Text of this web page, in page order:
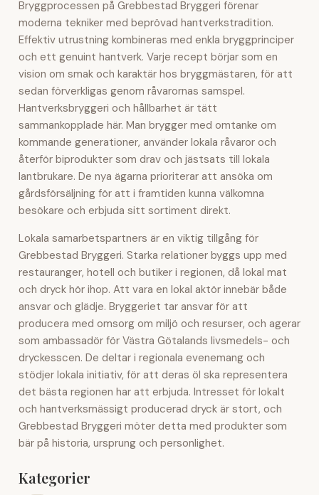
Bryggprocessen på Grebbestad Bryggeri förenar
moderna tekniker med beprövad hantverkstradition.
Effektiv utrustning kombineras med enkla bryggprinciper
och ett genuint hantverk. Varje recept börjar som en
vision om smak och karaktär hos bryggmästaren, för att
sedan förverkligas genom råvarornas samspel.
Hantverksbryggeri och hållbarhet är tätt
sammankopplade här. Man brygger med omtanke om
kommande generationer, använder lokala råvaror och
återför biprodukter som drav och jästsats till lokala
lantbrukare. De nya ägarna prioriterar att ansöka om
gårdsförsäljning för att i framtiden kunna välkomna
besökare och erbjuda sitt sortiment direkt.
Lokala samarbetspartners är en viktig tillgång för
Grebbestad Bryggeri. Starka relationer byggs upp med
restauranger, hotell och butiker i regionen, då lokal mat
och dryck hör ihop. Att vara en lokal aktör innebär både
ansvar och glädje. Bryggeriet tar ansvar för att
producera med omsorg om miljö och resurser, och agerar
som ambassadör för Västra Götalands livsmedels- och
dryckesscen. De deltar i regionala evenemang och
stödjer lokala initiativ, för att deras öl ska representera
det bästa regionen har att erbjuda. Intresset för lokalt
och hantverksmässigt producerad dryck är stort, och
Grebbestad Bryggeri möter detta med produkter som
bär på historia, ursprung och personlighet.
Kategorier